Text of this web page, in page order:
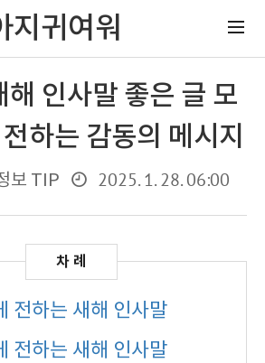
지귀여워
인사말 좋은 글 모
하는 감동의 메시지
보 TIP 2025. 1. 28. 06:00
전하는 새해 인사말
전하는 새해 인사말